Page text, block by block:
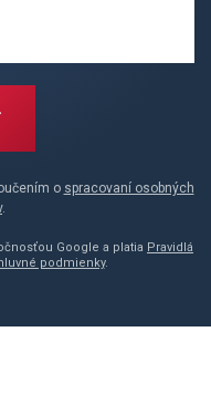
o spracovaní osobných
.
Google a platia Pravidlá
podmienky.